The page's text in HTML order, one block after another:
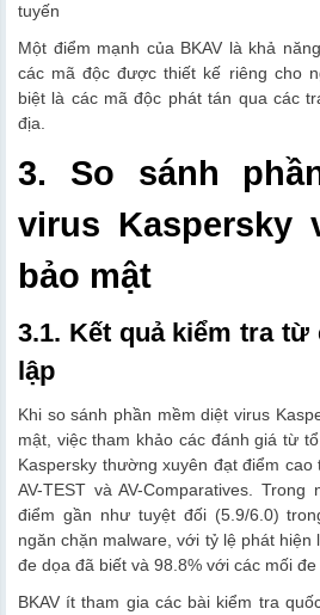
tuyến
Một điểm mạnh của BKAV là khả
các mã độc được thiết kế riêng cho
biệt là các mã độc phát tán qua các
địa.
3. So sánh
virus Kaspersky
bảo mật
3.1. Kết quả kiểm tra
lập
Khi so sánh phần mềm diệt virus
mật, việc tham khảo các đánh giá từ
Kaspersky thường xuyên đạt điểm
AV-TEST và AV-Comparatives.
điểm gần như tuyệt đối (5.9/6.0)
ngăn chặn malware, với tỷ lệ phát hiện
đe dọa đã biết và 98.8% với các mối đe
BKAV ít tham gia các bài kiểm tra